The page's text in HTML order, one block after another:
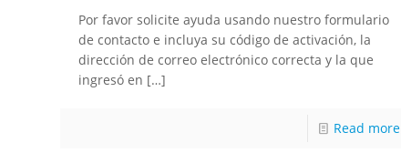
Por favor solicite ayuda usando nuestro formulario
de contacto e incluya su código de activación, la
dirección de correo electrónico correcta y la que
ingresó en […]
Read more